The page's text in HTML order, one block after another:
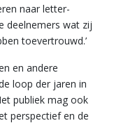
naar letter-
deelnemers wat zij
toevertrouwd.’
en andere
loop der jaren in
publiek mag ook
perspectief en de